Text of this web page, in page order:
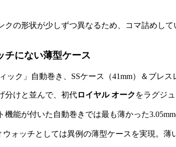
の形状が少しずつ異なるため、コマ詰めし
にない薄型ケース
分けと並んで、初代ロイヤル オーク をラグジ
能が付いた自動巻きでは最も薄かった3.05mm
ォッチとしては異例の薄型ケースを実現。